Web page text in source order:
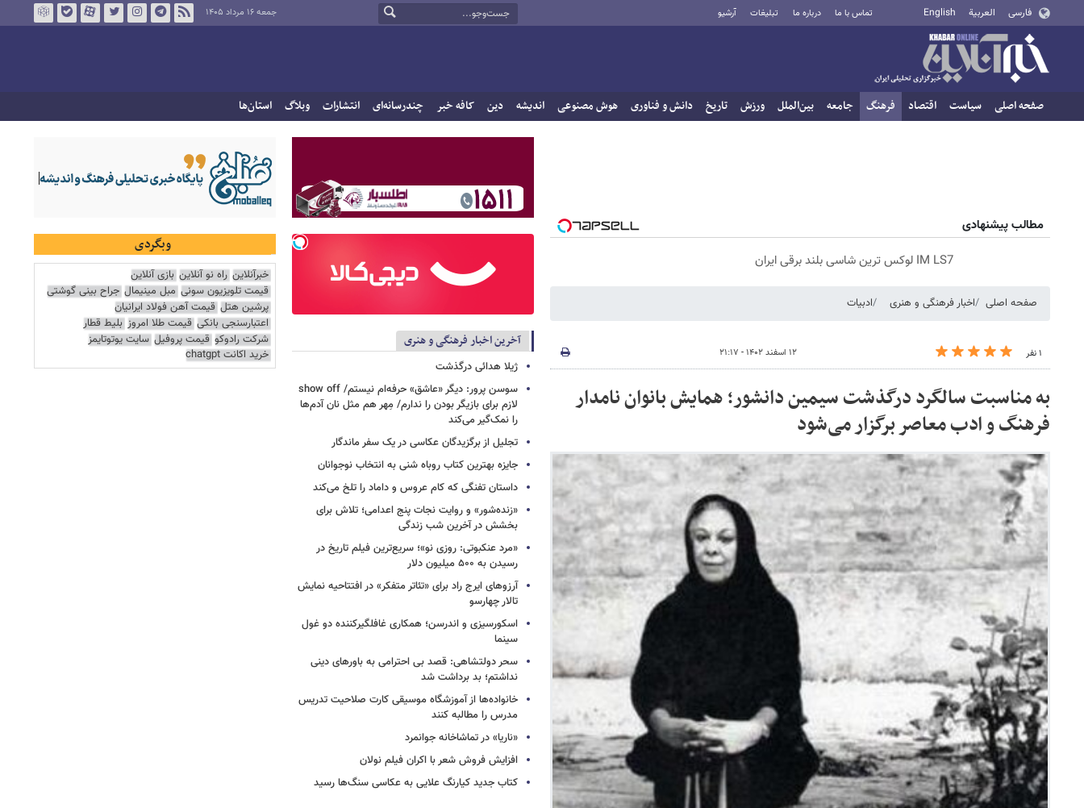
فارسی العربية English تماس با ما درباره ما تبلیغات آرشیو جمعه ۱۶ مرداد ۱۴۰۵
صفحه اصلی سیاست اقتصاد فرهنگ جامعه بین‌الملل ورزش تاریخ دانش و فناوری هوش مصنوعی اندیشه دین کافه خبر چندرسانه‌ای انتشارات وبلاگ استان‌ها
مطالب پیشنهادی
IM LS7 لوکس ترین شاسی بلند برقی ایران
صفحه اصلی اخبار فرهنگی و هنری ادبیات
۱ نفر ۱۲ اسفند ۱۴۰۲ - ۲۱:۱۷
به مناسبت سالگرد درگذشت سیمین دانشور؛ همایش بانوان نامدار
فرهنگ و ادب معاصر برگزار می‌شود
آخرین اخبار فرهنگی و هنری
ژیلا هدائی درگذشت
سوسن پرور: دیگر «عاشق» حرفه‌ام نیستم/ show off
لازم برای بازیگر بودن را ندارم/ مِهر هم مثل نان آدم‌ها
را نمک‌گیر می‌کند
تجلیل از برگزیدگان عکاسی در یک سفر ماندگار
جایزه بهترین کتاب روباه شنی به انتخاب نوجوانان
داستان تفنگی که کام عروس و داماد را تلخ می‌کند
«زنده‌شور» و روایت نجات پنج اعدامی؛ تلاش برای
بخشش در آخرین شب زندگی
«مرد عنکبوتی: روزی نو»؛ سریع‌ترین فیلم تاریخ در
رسیدن به ۵۰۰ میلیون دلار
آرزوهای ایرج راد برای «تئاتر متفکر» در افتتاحیه نمایش
تالار چهارسو
اسکورسیزی و اندرسن؛ همکاری غافلگیرکننده دو غول
سینما
سحر دولتشاهی: قصد بی احترامی به باورهای دینی
نداشتم؛ بد برداشت شد
خانواده‌ها از آموزشگاه موسیقی کارت صلاحیت تدریس
مدرس را مطالبه کنند
«ناریا» در تماشاخانه جوانمرد
افزایش فروش شعر با اکران فیلم نولان
کتاب جدید کیارنگ علایی به عکاسی سنگ‌ها رسید
وبگردی
خبرآنلاین راه نو آنلاین بازی آنلاین
قیمت تلویزیون سونی مبل مینیمال جراح بینی گوشتی
پرشین هتل قیمت آهن فولاد ایرانیان
اعتبارسنجی بانکی قیمت طلا امروز بلیط قطار
شرکت رادوکو قیمت پروفیل سایت یوتوتایمز
خرید اکانت chatgpt